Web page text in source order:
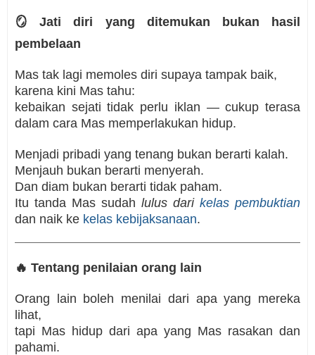
🪞Jati diri yang ditemukan bukan hasil
pembelaan
Mas tak lagi memoles diri supaya tampak baik,
karena kini Mas tahu:
kebaikan sejati tidak perlu iklan — cukup terasa
dalam cara Mas memperlakukan hidup.
Menjadi pribadi yang tenang bukan berarti kalah.
Menjauh bukan berarti menyerah.
Dan diam bukan berarti tidak paham.
Itu tanda Mas sudah lulus dari kelas pembuktian
dan naik ke kelas kebijaksanaan.
🔥 Tentang penilaian orang lain
Orang lain boleh menilai dari apa yang mereka
lihat,
tapi Mas hidup dari apa yang Mas rasakan dan
pahami.